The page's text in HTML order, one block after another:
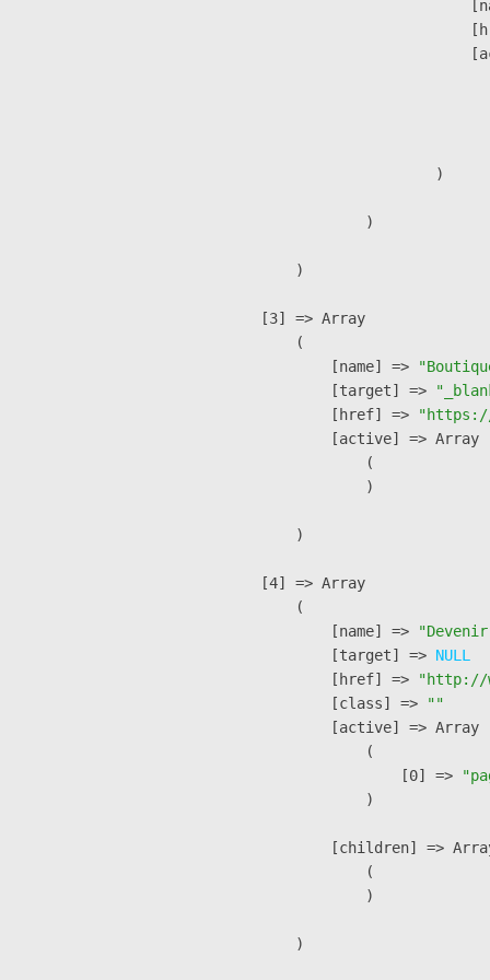
                        )
                )
        )
    [3] => Array
        (
            [name] =>
            [target] =>
            [href] =>
"https://
            [active] => Array
                (
                )
        )
    [4] => Array
        (
            [name] =>
"Devenir
            [target] =>
NULL
            [href] =>
"http://
            [class] =>
""
            [active] => Array
                (
                    [0] =>
                )
[children] =>
                (
                )
        )